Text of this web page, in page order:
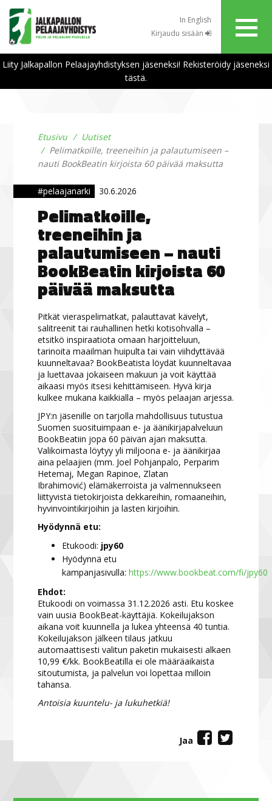
In English
Kirjaudu sisään
Liity Jalkapallon Pelaajayhdistyksen jäseneksi! Rekisteröidy jäseneksi
tästä.
Etusivu
Uutiset
Pelimatkoille, treeneihin ja palautumiseen –
nauti BookBeatin kirjoista 60 päivää maksutta
#pelaajanarki 30.6.2026
Pelimatkoille,
treeneihin ja
palautumiseen – nauti
BookBeatin kirjoista 60
päivää maksutta
Pitkät vieraspelimatkat, palauttavat kävelyt,
salitreenit tai rauhallinen hetki kotisohvalla –
etsitkö inspiraatiota omaan harjoitteluun,
tarinoita maailman huipulta tai vain viihdyttävää
kuunneltavaa? BookBeatista löydät kuunneltavaa
ja luettavaa jokaiseen makuun ja voit käyttää
aikaasi myös itsesi kehittämiseen. Hyvä kirja
kulkee mukana kaikkialla – myös pelaajan arjessa.
JPY:n jäsenille on tarjolla mahdollisuus tutustua
Suomen suosituimpaan e- ja äänikirjapalveluun
BookBeatiin jopa 60 päivän ajan maksutta.
Valikoimasta löytyy yli miljoona e- ja äänikirjaa
aina pelaajien (mm. Joel Pohjanpalo, Perparim
Hetemaj, Megan Rapinoe, Zlatan
Ibrahimović) elämäkerroista ja valmennukseen
liittyvistä tietokirjoista dekkareihin, romaaneihin,
hyvinvointikirjoihin ja lasten kirjoihin.
Hyödynnä etu:
Etukoodi: jpy60
Hyödynnä etu
kampanjasivulla:https://www.bookbeat.com/fi/jpy60
Ehdot:
Etukoodi on voimassa 31.12.2026 asti. Etu koskee
vain uusia BookBeat-käyttäjiä. Kokeilujakson
aikana voit kuunnella ja lukea yhteensä 40 tuntia.
Kokeilujakson jälkeen tilaus jatkuu
automaattisesti valitun paketin mukaisesti alkaen
10,99 €/kk. BookBeatilla ei ole määräaikaista
sitoutumista, ja palvelun voi lopettaa milloin
tahansa.
Antoisia kuuntelu- ja lukuhetkiä!
Jaa